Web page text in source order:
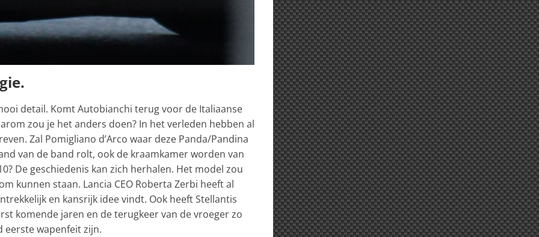
detail. Komt Autobianchi terug voor de Italiaanse
zou je het anders doen? In het verleden hebben al
Zal Pomigliano d’Arco waar deze Panda/Pandina
van de band rolt, ook de kraamkamer worden van
De geschiedenis kan zich herhalen. Het model zou
kunnen staan. Lancia CEO Roberta Zerbi heeft al
en kansrijk idee vindt. Ook heeft Stellantis
komende jaren en de terugkeer van de vroeger zo
eerste wapenfeit zijn.